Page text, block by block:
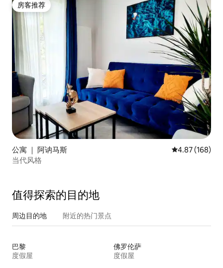
房客推荐
房客推荐
公寓 ｜ 阿讷马斯 平均评分 4.87
4.87 (168)
当代风格
值得探索的目的地
周边目的地 附近的热门景点
巴黎
度假屋
佛罗伦萨
度假屋